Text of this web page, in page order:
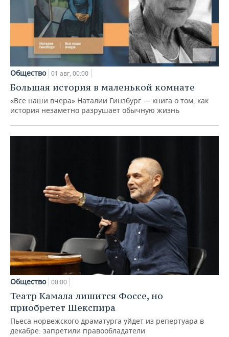
Общество 01 авг, 00:00
Большая история в маленькой комнате
«Все наши вчера» Наталии Гинзбург — книга о том, как
история незаметно разрушает обычную жизнь
Общество 00:00
Театр Камала лишится Фоссе, но
приобретет Шекспира
Пьеса норвежского драматурга уйдет из репертуара в
декабре: запретили правообладатели